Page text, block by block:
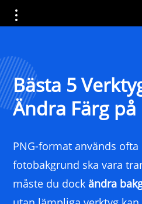
Bästa 5
Ändra Färg på
PNG-format används
fotobakgrund ska vara
måste du dockändra